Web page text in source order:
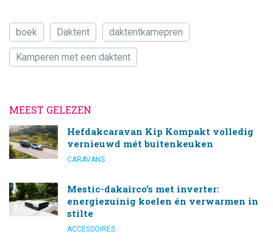
boek Daktent daktentkamepren
Kamperen met een daktent
MEEST GELEZEN
Hefdakcaravan Kip Kompakt volledig
vernieuwd mét buitenkeuken
CARAVANS
Mestic-dakairco’s met inverter:
energiezuinig koelen én verwarmen in
stilte
ACCESSOIRES